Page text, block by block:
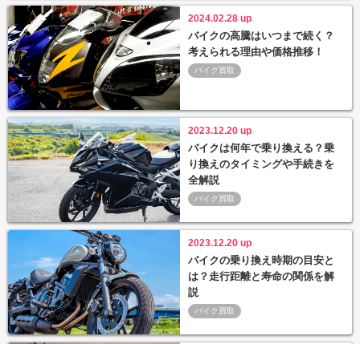
2024.02.28 up
バイクの高騰はいつまで続く？
考えられる理由や価格推移！
バイク買取
2023.12.20 up
バイクは何年で乗り換える？乗
り換えのタイミングや手続きを
全解説
バイク買取
2023.12.20 up
バイクの乗り換え時期の目安と
は？走行距離と寿命の関係を解
説
バイク買取